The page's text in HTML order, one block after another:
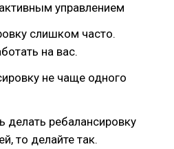
управлением
слишком часто.
на вас.
не чаще одного
делать ребалансировку
то делайте так.